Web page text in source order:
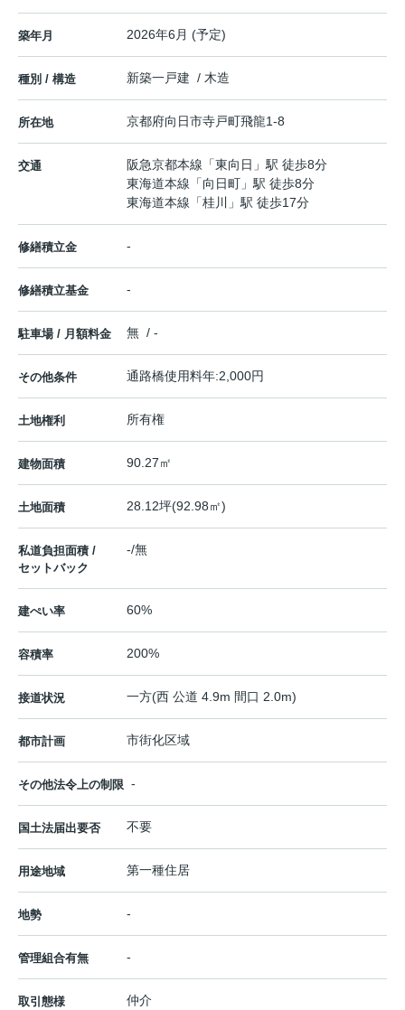
築年月 2026年6月 (予定)
種別 / 構造 新築一戸建 / 木造
所在地 京都府向日市寺戸町飛龍1-8
交通 阪急京都本線 「東向日 」駅 徒歩8分
東海道本線 「向日町 」駅 徒歩8分
東海道本線 「桂川 」駅 徒歩17分
修繕積立金 -
修繕積立基金 -
駐車場 / 月額料金 無 / -
その他条件 通路橋使用料年:2,000円
土地権利 所有権
建物面積 90.27㎡
土地面積 28.12坪(92.98㎡)
私道負担面積 /
セットバック
-/無
建ぺい率 60%
容積率 200%
接道状況 一方(西 公道 4.9m 間口 2.0m)
都市計画 市街化区域
その他法令上の制限 -
国土法届出要否 不要
用途地域 第一種住居
地勢 -
管理組合有無 -
取引態様 仲介